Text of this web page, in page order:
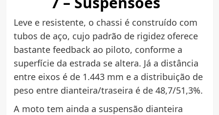
Leve e resistente, o chassi é construído com
tubos de aço, cujo padrão de rigidez oferece
bastante feedback ao piloto, conforme a
superfície da estrada se altera. Já a distância
entre eixos é de 1.443 mm e a distribuição de
peso entre dianteira/traseira é de 48,7/51,3%.
A moto tem ainda a suspensão dianteira